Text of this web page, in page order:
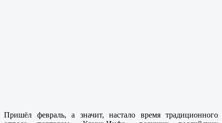
Пришёл февраль, а значит, настало время традиционного